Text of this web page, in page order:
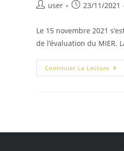
user 23/11/2021
Le 15 novembre 2021
de l’évaluation du MIER.
Continuer La Lecture